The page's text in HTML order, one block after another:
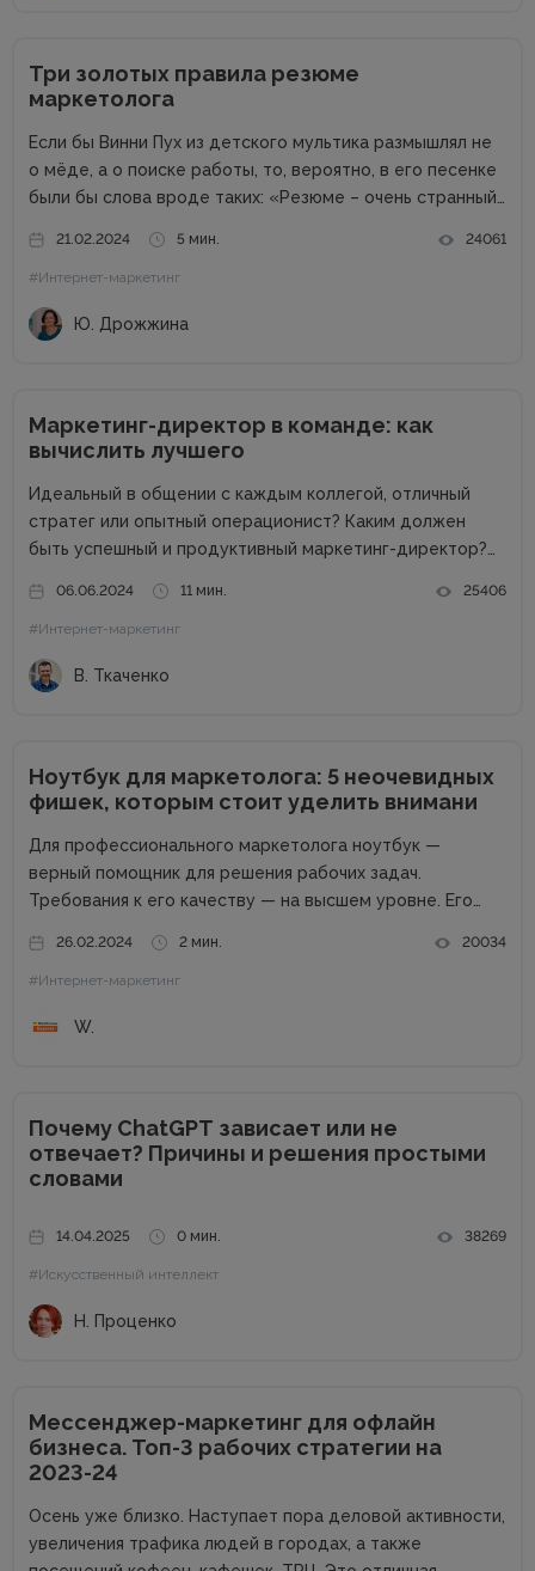
Три золотых правила резюме
маркетолога
Если бы Винни Пух из детского мультика размышлял не
о мёде, а о поиске работы, то, вероятно, в его песенке
были бы слова вроде таких: «Резюме – очень странный
что...
21.02.2024 5 мин. 24061
#Интернет-маркетинг
Ю. Дрожжина
Маркетинг-директор в команде: как
вычислить лучшего
Идеальный в общении с каждым коллегой, отличный
стратег или опытный операционист? Каким должен
быть успешный и продуктивный маркетинг-директор?
Directors Day рассказал Виталий Ткаченко. Виталий –
соучредитель Tkachenko & Myroniuk Marketing Agency,
имеет огромный опыт...
06.06.2024 11 мин. 25406
#Интернет-маркетинг
В. Ткаченко
Ноутбук для маркетолога: 5 неочевидных
фишек, которым стоит уделить внимани
Для профессионального маркетолога ноутбук —
верный помощник для решения рабочих задач.
Требования к его качеству — на высшем уровне. Его
успехам. Добротный комплект «железа» — даже не
обсуждается. Без продвинутого процессора, топовой
26.02.2024 2 мин. 20034
#Интернет-маркетинг
W.
Почему ChatGPT зависает или не
отвечает? Причины и решения простыми
словами
14.04.2025 0 мин. 38269
#Искусственный интеллект
Н. Проценко
Мессенджер-маркетинг для офлайн
бизнеса. Топ-3 рабочих стратегии на
2023-24
Осень уже близко. Наступает пора деловой активности,
увеличения трафика людей в городах, а также